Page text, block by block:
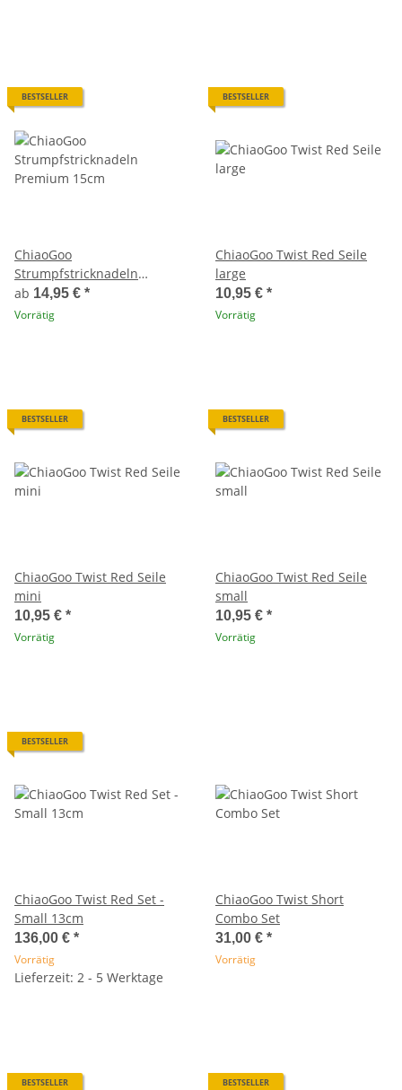
BESTSELLER
ChiaoGoo
Strumpfstricknadeln
Premium 15cm
ab 14,95 € *
Vorrätig
BESTSELLER
ChiaoGoo Twist Red Seile
large
10,95 € *
Vorrätig
BESTSELLER
ChiaoGoo Twist Red Seile
mini
10,95 € *
Vorrätig
BESTSELLER
ChiaoGoo Twist Red Seile
small
10,95 € *
Vorrätig
BESTSELLER
ChiaoGoo Twist Red Set -
Small 13cm
136,00 € *
Vorrätig
Lieferzeit: 2 - 5 Werktage
ChiaoGoo Twist Short
Combo Set
31,00 € *
Vorrätig
BESTSELLER BESTSELLER